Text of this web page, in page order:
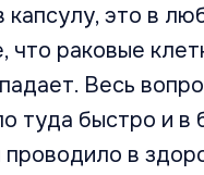
капсулу, это в
что раковые
Весь
туда быстро и
в